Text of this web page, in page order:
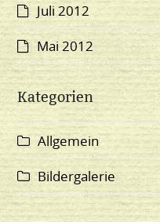
Juli 2012
Mai 2012
Kategorien
Allgemein
Bildergalerie